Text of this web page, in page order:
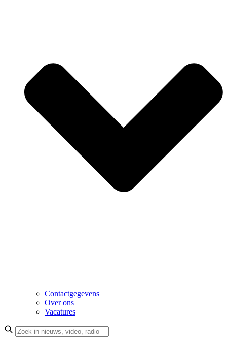
Contactgegevens
Over ons
Vacatures